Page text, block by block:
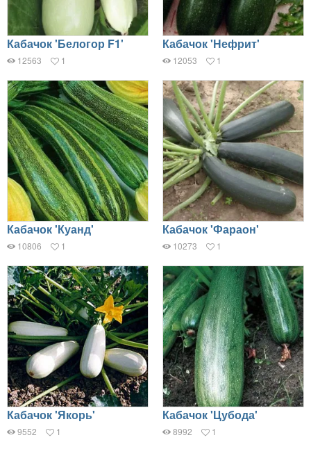
Кабачок 'Белогор F1'
12563 1
Кабачок 'Нефрит'
12053 1
Кабачок 'Куанд'
10806 1
Кабачок 'Фараон'
10273 1
Кабачок 'Якорь'
9552 1
Кабачок 'Цубода'
8992 1